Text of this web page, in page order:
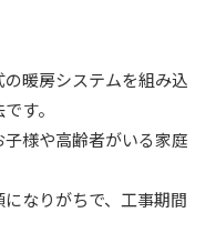
暖房システムを組み込
す。
様や高齢者がいる家庭
なりがちで、工事期間